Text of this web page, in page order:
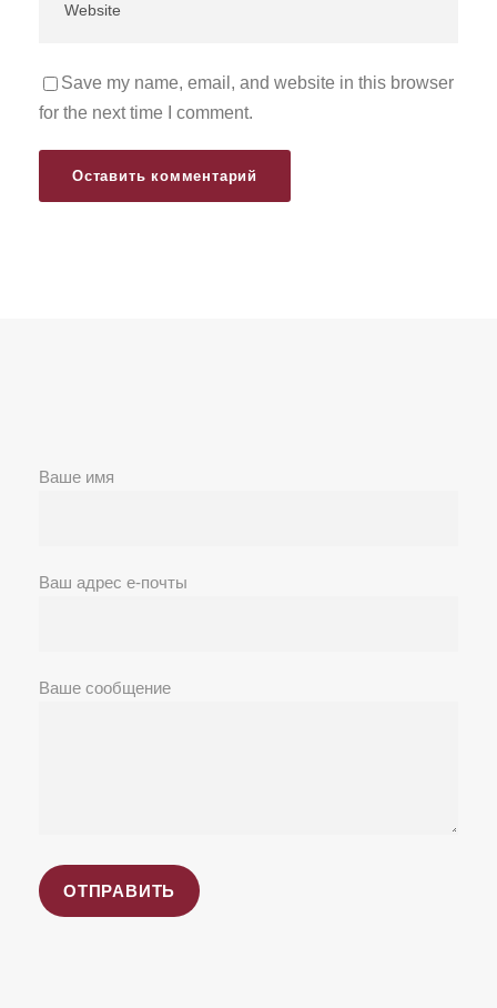
Save my name, email, and website in this browser
for the next time I comment.
Ваше имя
Ваш адрес е-почты
Ваше сообщение